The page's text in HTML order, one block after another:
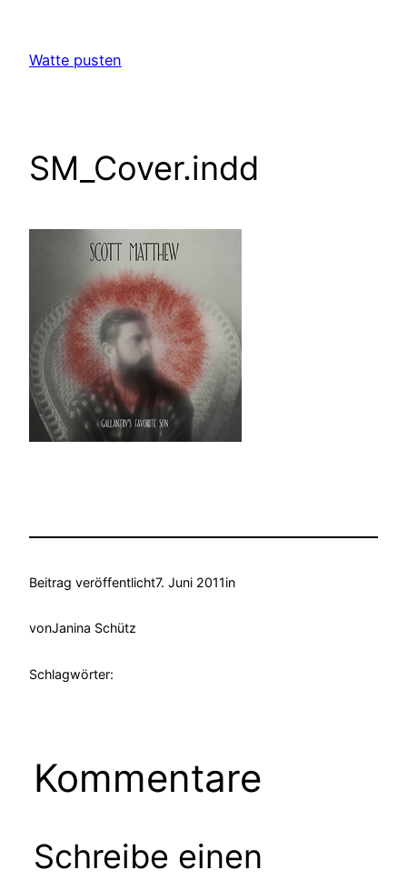
springen
Watte pusten
SM_Cover.indd
Beitrag veröffentlicht7. Juni 2011in
vonJanina Schütz
Schlagwörter:
Kommentare
Schreibe einen